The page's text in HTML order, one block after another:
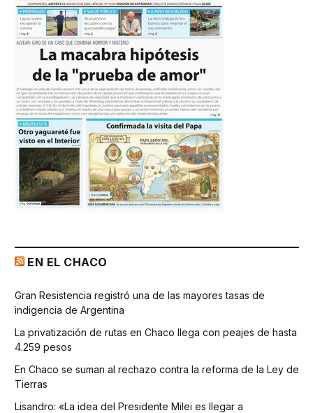
EN EL CHACO
Gran Resistencia registró una de las mayores tasas de
indigencia de Argentina
La privatización de rutas en Chaco llega con peajes de hasta
4.259 pesos
En Chaco se suman al rechazo contra la reforma de la Ley de
Tierras
Lisandro: «La idea del Presidente Milei es llegar a